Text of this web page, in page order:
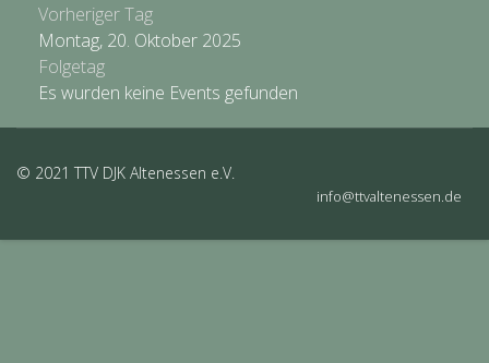
Vorheriger Tag
Montag, 20. Oktober 2025
Folgetag
Es wurden keine Events gefunden
© 2021 TTV DJK Altenessen e.V.
info@ttvaltenessen.de